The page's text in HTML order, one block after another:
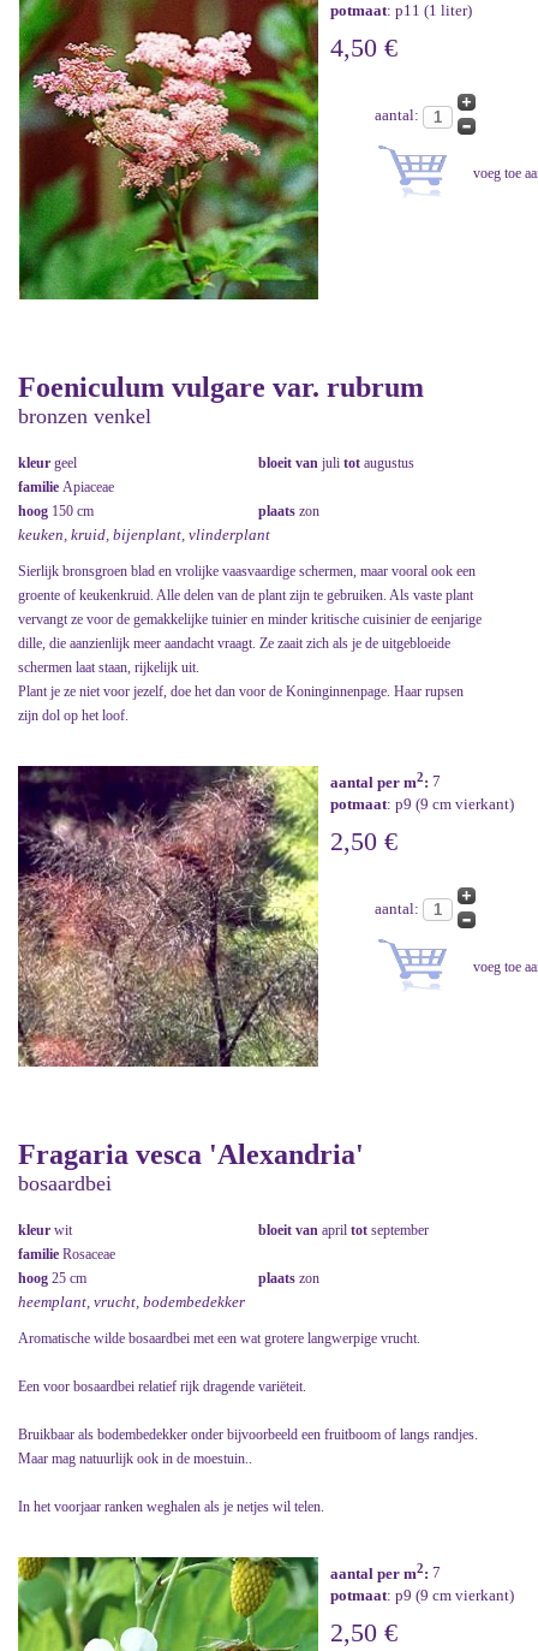
potmaat: p11 (1 liter)
4,50 €
aantal:
Foeniculum vulgare var. rubrum
bronzen venkel
kleur geel bloeit van juli tot augustus
familie Apiaceae
hoog 150 cm plaats zon
keuken, kruid, bijenplant, vlinderplant
Sierlijk bronsgroen blad en vrolijke vaasvaardige schermen, maar vooral ook een
groente of keukenkruid. Alle delen van de plant zijn te gebruiken. Als vaste plant
vervangt ze voor de gemakkelijke tuinier en minder kritische cuisinier de eenjarige
dille, die aanzienlijk meer aandacht vraagt. Ze zaait zich als je de uitgebloeide
schermen laat staan, rijkelijk uit.
Plant je ze niet voor jezelf, doe het dan voor de Koninginnenpage. Haar rupsen
zijn dol op het loof.
aantal per m2: 7
potmaat: p9 (9 cm vierkant)
2,50 €
aantal:
Fragaria vesca 'Alexandria'
bosaardbei
kleur wit bloeit van april tot september
familie Rosaceae
hoog 25 cm plaats zon
heemplant, vrucht, bodembedekker
Aromatische wilde bosaardbei met een wat grotere langwerpige vrucht.
Een voor bosaardbei relatief rijk dragende variëteit.
Bruikbaar als bodembedekker onder bijvoorbeeld een fruitboom of langs randjes.
Maar mag natuurlijk ook in de moestuin..
In het voorjaar ranken weghalen als je netjes wil telen.
aantal per m2: 7
potmaat: p9 (9 cm vierkant)
2,50 €